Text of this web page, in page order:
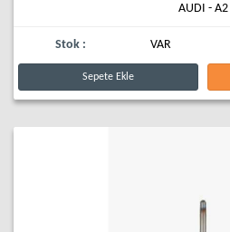
AUDI - A2
Stok : VAR
Sepete Ekle